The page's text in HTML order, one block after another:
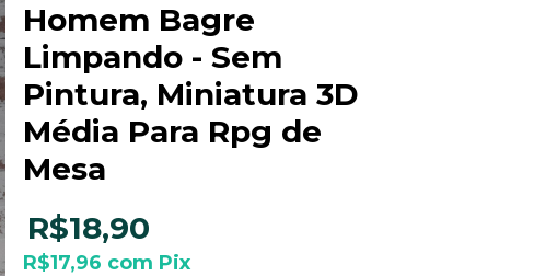
Homem Bagre
Limpando - Sem
Pintura, Miniatura 3D
Média Para Rpg de
Mesa
R$18,90
R$17,96 com Pix